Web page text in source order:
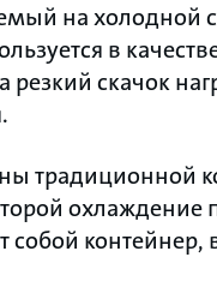
на холодной
в
скачок
традиционной
охлаждение
собой контейнер,